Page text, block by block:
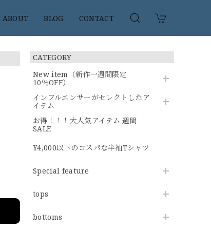
ABOUT BLOG CONTACT
CATEGORY
New item（新作一週間限定
10％OFF）
インフルエンサーがセレクトしたア
イテム
お得！！！大人気アイテム 週間
SALE
¥4,000以下のコスパな半袖Tシャツ
Special feature
tops
bottoms